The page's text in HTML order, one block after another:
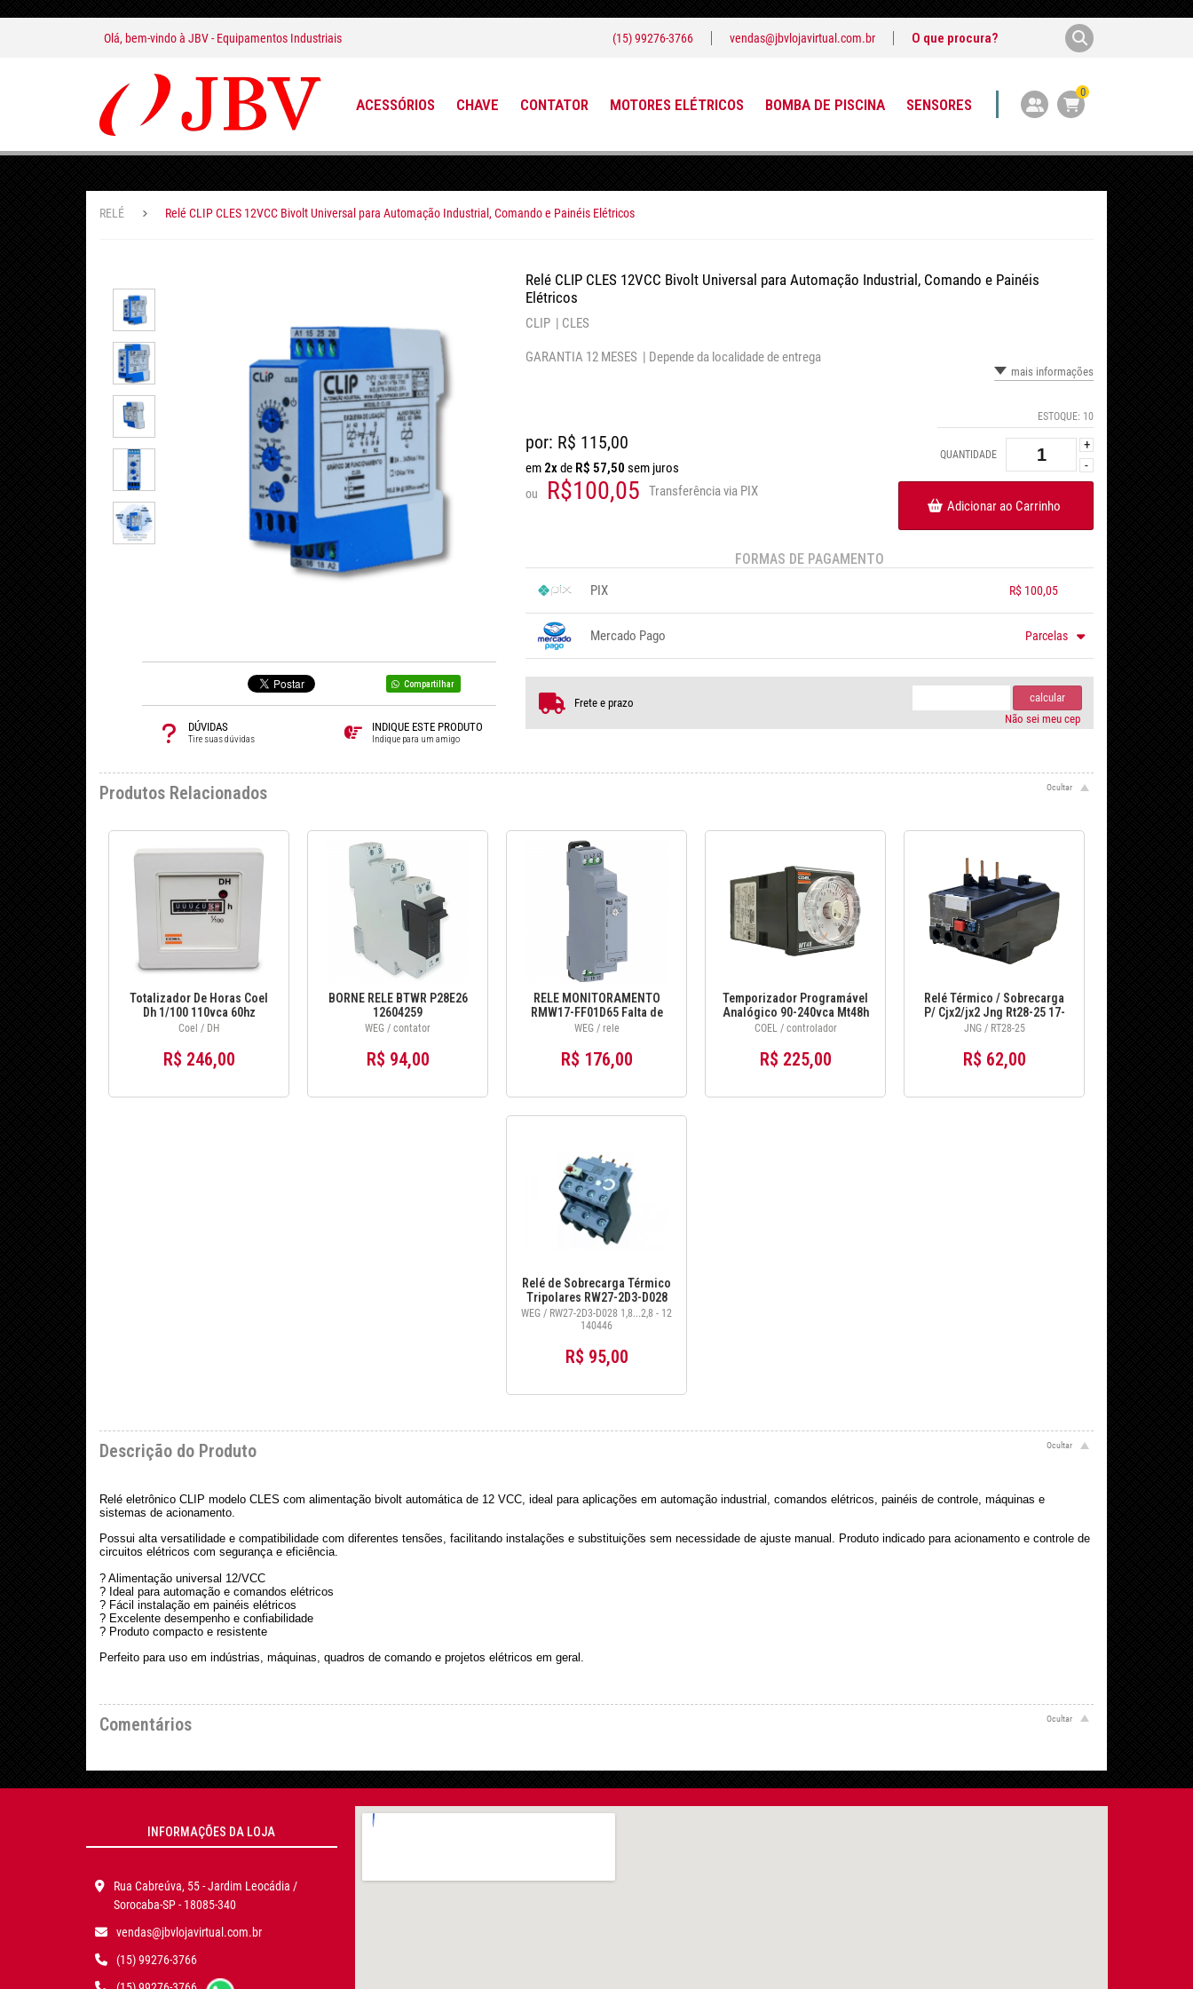
Olá, bem-vindo à JBV - Equipamentos Industriais (15) 99276-3766 vendas@jbvlojavirtual.com.br
ACESSÓRIOS CHAVE CONTATOR MOTORES ELÉTRICOS BOMBA DE PISCINA SENSORES
0
RELÉ Relé CLIP CLES 12VCC Bivolt Universal para Automação Industrial, Comando e Painéis Elétricos
Compartilhar
DÚVIDAS
Tire suas dúvidas
INDIQUE ESTE PRODUTO
Indique para um amigo
Relé CLIP CLES 12VCC Bivolt Universal para Automação Industrial, Comando e Painéis
Elétricos
CLIP | CLES
GARANTIA 12 MESES | Depende da localidade de entrega
mais informações
por: R$ 115,00
em 2xde R$ 57,50 sem juros
ou R$100,05 Transferência via PIX
ESTOQUE: 10
QUANTIDADE
+
-
Adicionar ao Carrinho
FORMAS DE PAGAMENTO
PIX R$ 100,05
Mercado Pago Parcelas
.. ...
Frete e prazo
calcular
Não sei meu cep
Produtos Relacionados
Totalizador De Horas Coel
Dh 1/100 110vca 60hz
Coel / DH
R$ 246,00
BORNE RELE BTWR P28E26
12604259
WEG / contator
R$ 94,00
RELE MONITORAMENTO
RMW17-FF01D65 Falta de
fase 1 NA/NF Não aplicável
WEG / rele
R$ 176,00
Temporizador Programável
Analógico 90-240vca Mt48h
- Coel
COEL / controlador
R$ 225,00
Relé Térmico / Sobrecarga
P/ Cjx2/jx2 Jng Rt28-25 17-
25a
JNG / RT28-25
R$ 62,00
Relé de Sobrecarga Térmico
Tripolares RW27-2D3-D028
1,8...2,8 - 12140446
WEG / RW27-2D3-D028 1,8...2,8 - 12
140446
R$ 95,00
Descrição do Produto
Relé eletrônico CLIP modelo CLES com alimentação bivolt automática de 12 VCC, ideal para aplicações em automação industrial, comandos elétricos, painéis de controle, máquinas e
sistemas de acionamento.
Possui alta versatilidade e compatibilidade com diferentes tensões, facilitando instalações e substituições sem necessidade de ajuste manual. Produto indicado para acionamento e controle de
circuitos elétricos com segurança e eficiência.
? Alimentação universal 12/VCC
? Ideal para automação e comandos elétricos
? Fácil instalação em painéis elétricos
? Excelente desempenho e confiabilidade
? Produto compacto e resistente
Perfeito para uso em indústrias, máquinas, quadros de comando e projetos elétricos em geral.
Comentários
INFORMAÇÕES DA LOJA
Rua Cabreúva, 55 - Jardim Leocádia /
Sorocaba-SP - 18085-340
vendas@jbvlojavirtual.com.br
(15) 99276-3766